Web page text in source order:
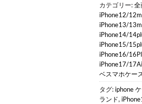
カテゴリー:全
iPhone12/
iPhone13/
iPhone14/
iPhone15/
iPhone16/
iPhone17/
ベスマホケー
タグ: iphone
ランド,